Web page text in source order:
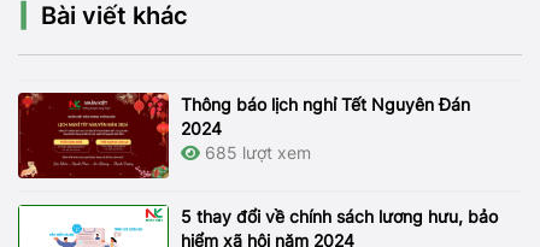
Bài viết khác
Thông báo lịch nghỉ Tết Nguyên Đán
2024
685 lượt xem
5 thay đổi về chính sách lương hưu, bảo
hiểm xã hội năm 2024